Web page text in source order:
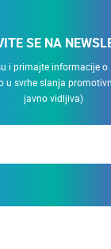
SE NA
i primajte informacije o
u svrhe slanja
javno vidljiva)